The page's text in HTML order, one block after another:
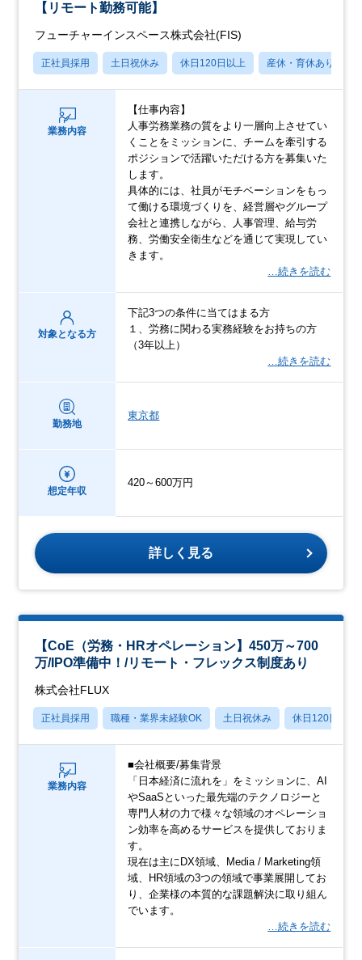
【リモート勤務可能】
フューチャーインスペース株式会社(FIS)
正社員採用 土日祝休み 休日120日以上 産休・育休あり
業務内容
【仕事内容】
人事労務業務の質をより一層向上させてい
くことをミッションに、チームを牽引する
ポジションで活躍いただける方を募集いた
します。
具体的には、社員がモチベーションをもっ
て働ける環境づくりを、経営層やグループ
会社と連携しながら、人事管理、給与労
務、労働安全衛生などを通じて実現してい
きます。
…続きを読む
対象となる方
下記3つの条件に当てはまる方
１、労務に関わる実務経験をお持ちの方
（3年以上）
…続きを読む
勤務地
東京都
想定年収
420～600万円
詳しく見る
【CoE（労務・HRオペレーション】450万～700
万/IPO準備中！/リモート・フレックス制度あり
株式会社FLUX
正社員採用 職種・業界未経験OK 土日祝休み 休日120日以上
業務内容
■会社概要/募集背景
「日本経済に流れを」をミッションに、AI
やSaaSといった最先端のテクノロジーと
専門人材の力で様々な領域のオペレーショ
ン効率を高めるサービスを提供しておりま
す。
現在は主にDX領域、Media / Marketing領
域、HR領域の3つの領域で事業展開してお
り、企業様の本質的な課題解決に取り組ん
でいます。
…続きを読む